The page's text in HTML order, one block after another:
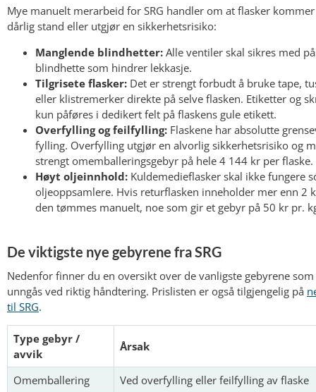
Mye manuelt merarbeid for SRG handler om at flasker
dårlig stand eller utgjør en sikkerhetsrisiko:
Manglende blindhetter: Alle ventiler skal sikres med
blindhette som hindrer lekkasje.
Tilgrisete flasker: Det er strengt forbudt å bruke tape,
eller klistremerker direkte på selve flasken. Etiketter og
kun påføres i dedikert felt på flaskens gule etikett.
Overfylling og feilfylling: Flaskene har absolutte
fylling. Overfylling utgjør en alvorlig sikkerhetsrisiko og
strengt omemballeringsgebyr på hele 4 144 kr per flaske.
Høyt oljeinnhold: Kuldemedieflasker skal ikke fungere
oljeoppsamlere. Hvis returflasken inneholder mer enn 2
den tømmes manuelt, noe som gir et gebyr på 50 kr pr.
De viktigste nye gebyrene fra SRG
Nedenfor finner du en oversikt over de vanligste gebyrene
unngås ved riktig håndtering. Prislisten er også tilgjengelig på
til SRG.
Type gebyr /
avvik
Årsak
Omemballering Ved overfylling eller feilfylling av flaske